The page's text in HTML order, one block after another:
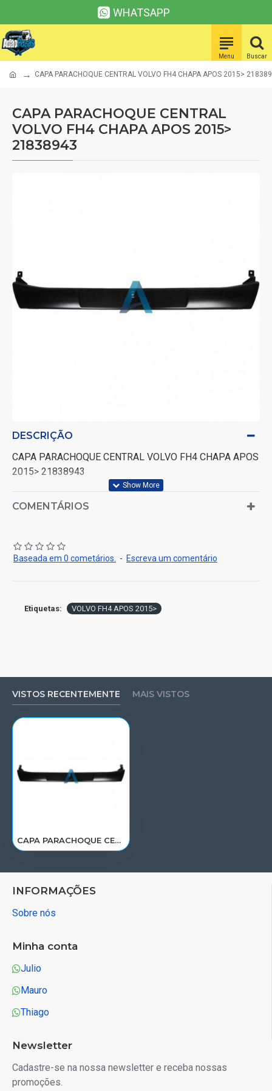
WHATSAPP
CAPA PARACHOQUE CENTRAL VOLVO FH4 CHAPA APOS 2015>
CAPA PARACHOQUE CENTRAL
VOLVO FH4 CHAPA APOS 2015>
21838943
DESCRIÇÃO
CAPA PARACHOQUE CENTRAL VOLVO FH4 CHAPA APOS
2015> 21838943
COMENTÁRIOS
Baseada em 0 cometários. - Escreva um comentário
Etiquetas: VOLVO FH4 APOS 2015>
VISTOS RECENTEMENTE MAIS VISTOS
CAPA PARACHOQUE CENTRAL VOLVO FH4 CHAPA APOS 2015> 21838943
INFORMAÇÕES
Sobre nós
Minha conta
Julio
Mauro
Thiago
Newsletter
Cadastre-se na nossa newsletter e receba nossas
promoções.